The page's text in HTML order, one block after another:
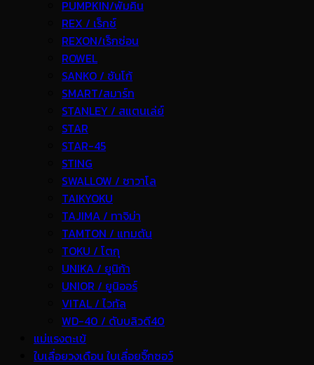
PUMPKIN/พัมคิน
REX / เร็กช์
REXON/เร็กซ่อน
ROWEL
SANKO / ซันโก้
SMART/สมาร์ท
STANLEY / สแตนเล่ย์
STAR
STAR-45
STING
SWALLOW / ซาวาโล
TAIKYOKU
TAJIMA / ทาจิม่า
TAMTON / แทมตัน
TOKU / โตกุ
UNIKA / ยูนิก้า
UNIOR / ยูนิออร์
VITAL / ไวทัล
WD-40 / ดับบลิวดี40
แม่แรงตะเข้
ใบเลื่อยวงเดือน ใบเลื่อยจิ๊กซอว์